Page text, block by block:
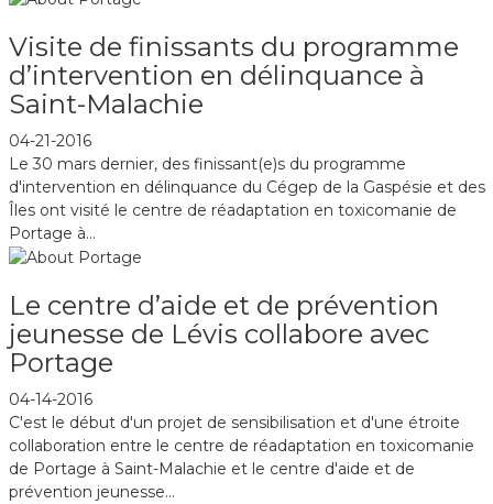
Visite de finissants du programme
d’intervention en délinquance à
Saint-Malachie
04-21-2016
Le 30 mars dernier, des finissant(e)s du programme
d'intervention en délinquance du Cégep de la Gaspésie et des
Îles ont visité le centre de réadaptation en toxicomanie de
Portage à...
Le centre d’aide et de prévention
jeunesse de Lévis collabore avec
Portage
04-14-2016
C'est le début d'un projet de sensibilisation et d'une étroite
collaboration entre le centre de réadaptation en toxicomanie
de Portage à Saint-Malachie et le centre d'aide et de
prévention jeunesse...